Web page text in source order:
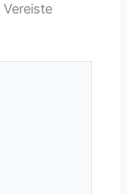
Vereiste